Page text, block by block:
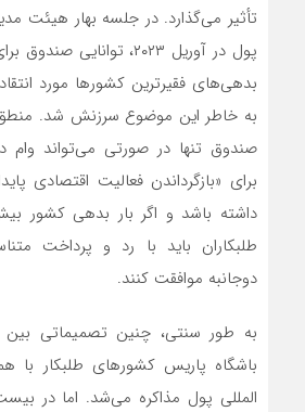
تأثیر می‌گذارد. در جلسه بهار هیئت
پول در آوریل ۲۰۲۳،
بدهی‌های فقیرترین کشورها مورد
به خاطر این موضوع سرزنش شد. منطق
صندوق تنها در صورتی می‌تواند
برای «بازگرداندن فعالیت اقتصادی
داشته باشد و اگر بار بدهی کشور
طلبکاران باید با رد و پرداخت
دوجانبه موافقت کنند.
به طور سنتی، چنین تصمیماتی بین
باشگاه پاریس کشورهای طلبکار با
المللی پول مذاکره می‌شد. اما در